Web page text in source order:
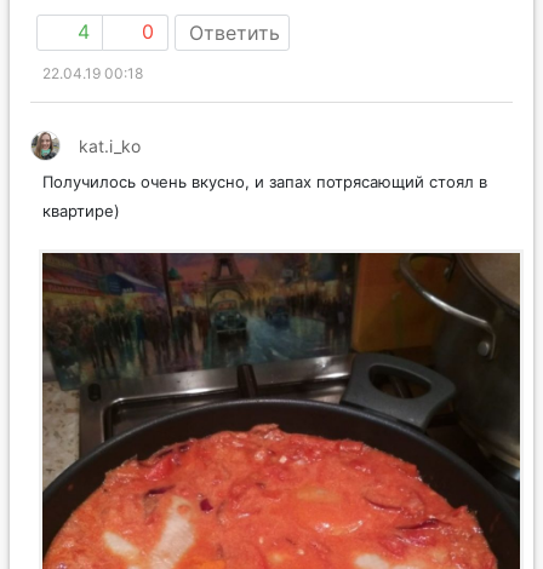
4 0 Ответить
22.04.19 00:18
kat.i_ko
Получилось очень вкусно, и запах потрясающий стоял в
квартире)